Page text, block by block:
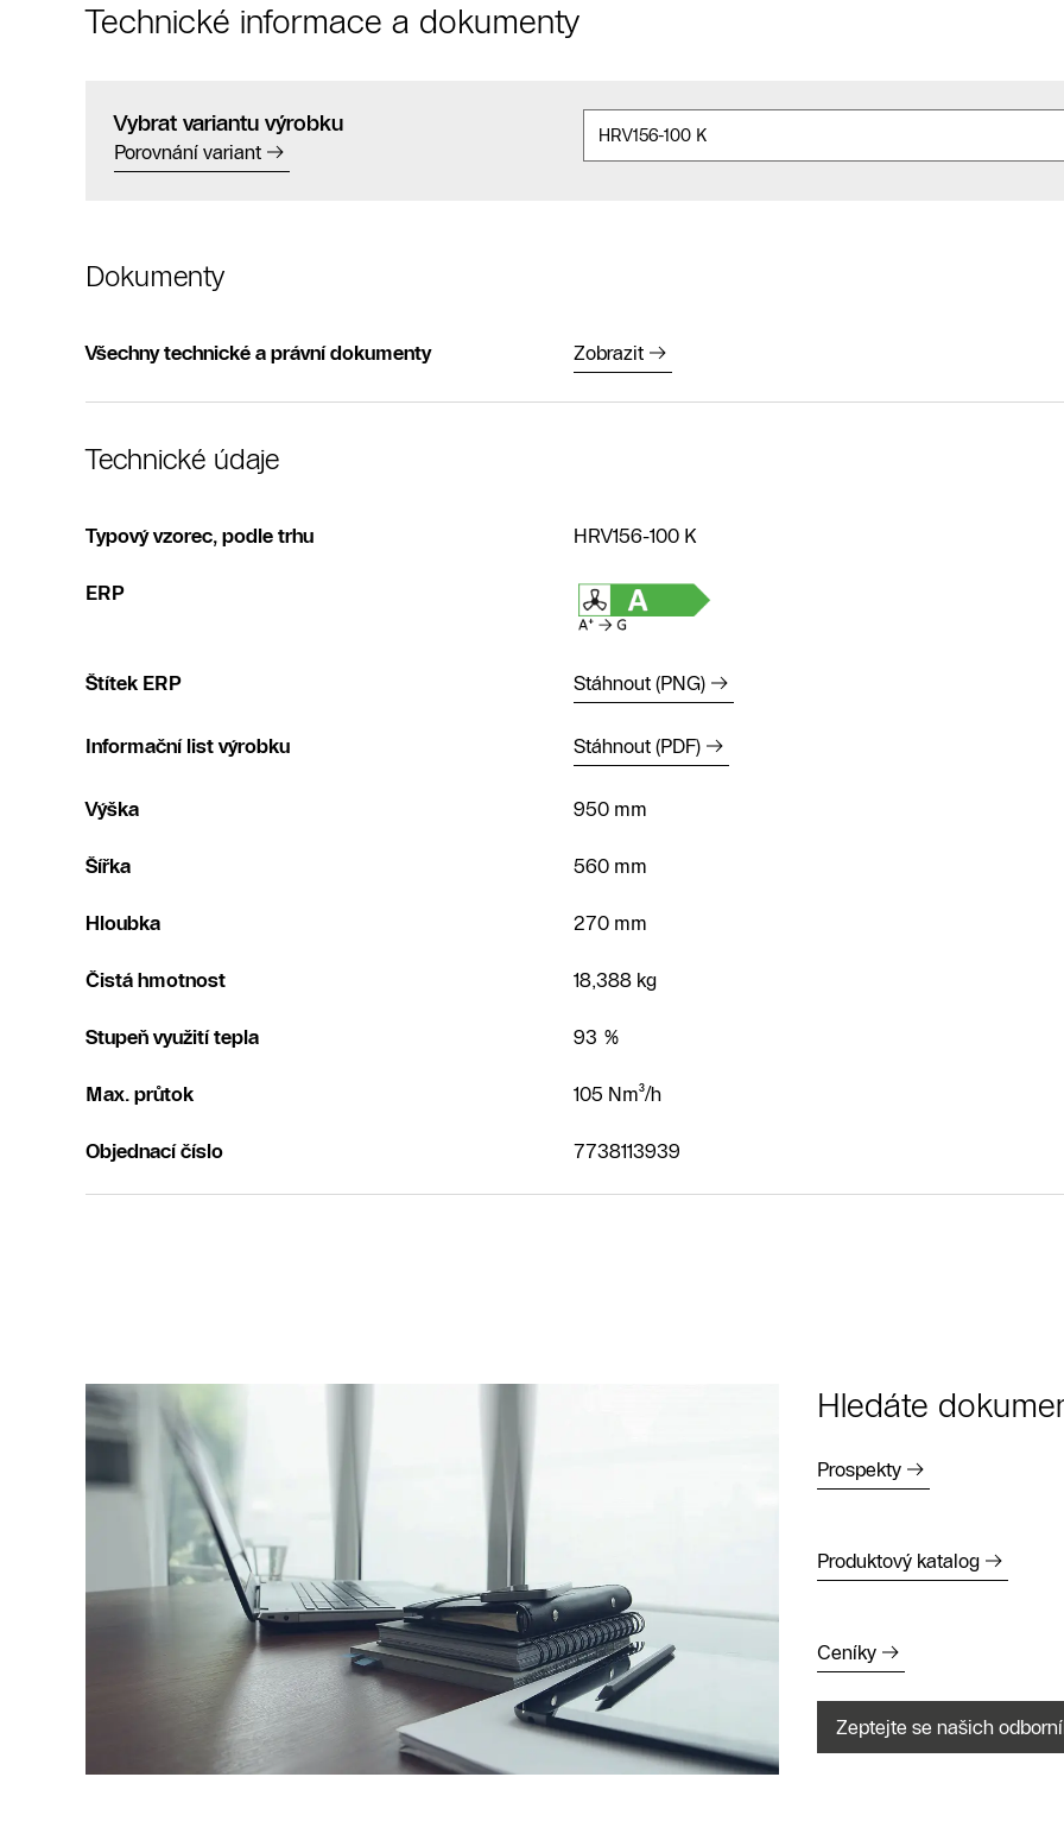
Technické informace a dokumenty
Vybrat variantu výrobku
Porovnání variant
Dokumenty
Všechny technické a právní dokumenty Zobrazit
Technické údaje
Typový vzorec, podle trhu HRV156-100 K
ERP
Štítek ERP Stáhnout (PNG)
Informační list výrobku Stáhnout (PDF)
Výška 950 mm
Šířka 560 mm
Hloubka 270 mm
Čistá hmotnost 18,388 kg
Stupeň využití tepla 93 %
Max. průtok 105 Nm³/h
Objednací číslo 7738113939
Hledáte
Prospekty
Produktový katalog
Ceníky
Zeptejte se našich